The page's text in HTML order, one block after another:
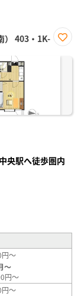
） 403・1K-
に入
央駅へ徒歩圏内
円～
～
円～
円～